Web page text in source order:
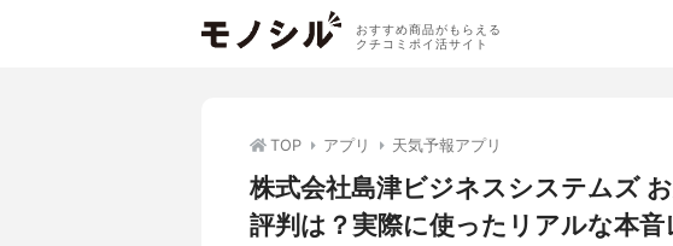
おすすめ商品がもらえる
クチコミポイ活サイト
TOP アプリ 天気予報アプリ
株式会社島津ビジネスシステムズ
評判は？実際に使ったリアルな本